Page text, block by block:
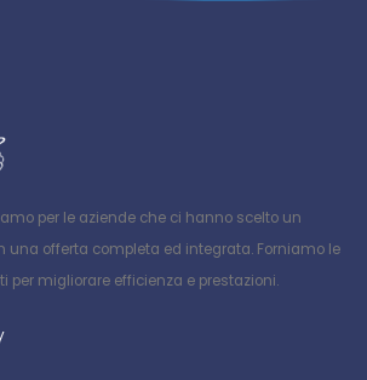
per le aziende che ci hanno scelto un
una offerta completa ed integrata. Forniamo le
per migliorare efficienza e prestazioni.